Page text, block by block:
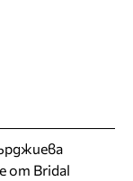
от Bridal